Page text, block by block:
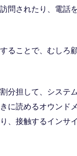
されたり、電話
ることで、むしろ
分担して、システ
に読めるオウンド
接触するインサ